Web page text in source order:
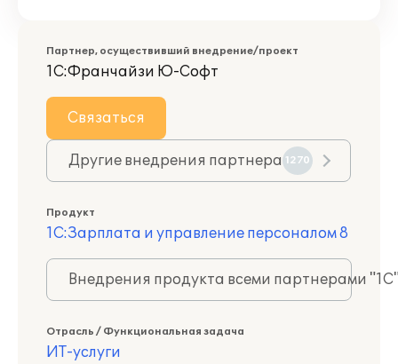
Партнер, осуществивший внедрение/проект
1С:Франчайзи Ю-Софт
Связаться
Другие внедрения партнера 1270
Продукт
1С:Зарплата и управление персоналом 8
Внедрения продукта всеми партнерами
Отрасль / Функциональная задача
ИТ-услуги